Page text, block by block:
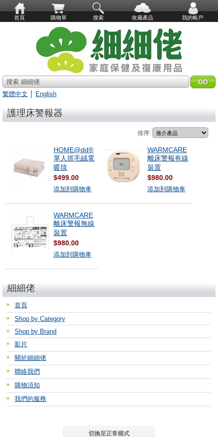
首頁 購物單 搜索 收藏產品 我的帳戶
搜索 細細佬
繁體中文
English
護理床警報器
排序:
HOME@dd®
單人抓毛絨電
暖毯
$499.00
添加到購物車
WARMCARE
離床警報有線
裝置
$980.00
添加到購物車
WARMCARE
離床警報無線
裝置
$980.00
添加到購物車
細細佬
首頁
Shop by Category
Shop by Brand
影片
關於細細佬
聯絡我們
購物須知
我們的服務
切換至正常模式